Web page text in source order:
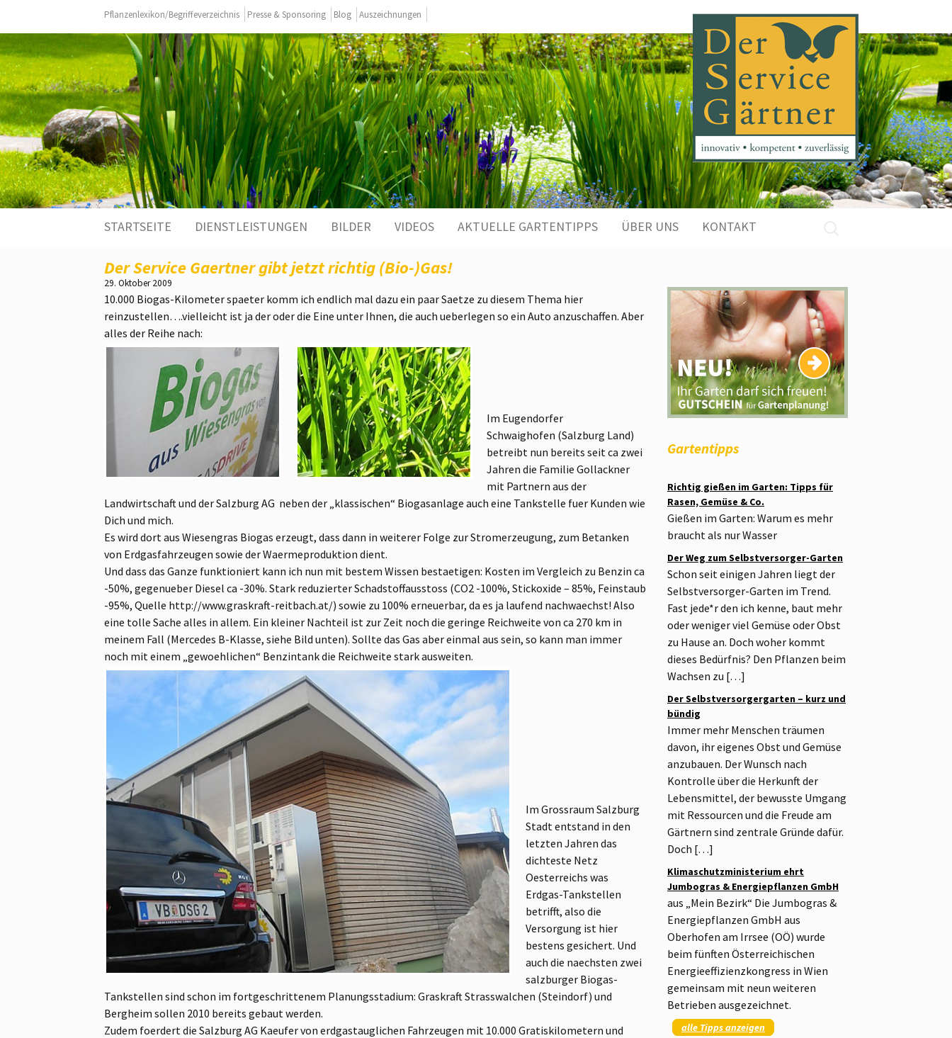
Pflanzenlexikon/Begriffeverzeichnis Presse & Sponsoring Blog Auszeichnungen
Inhalt
STARTSEITE DIENSTLEISTUNGEN BILDER VIDEOS AKTUELLE GARTENTIPPS ÜBER UNS KONTAKT
Der Service Gaertner gibt jetzt richtig (Bio-)Gas!
29. Oktober 2009
10.000 Biogas-Kilometer spaeter komm ich endlich mal dazu ein paar Saetze zu diesem Thema hier
reinzustellen….vielleicht ist ja der oder die Eine unter Ihnen, die auch ueberlegen so ein Auto anzuschaffen. Aber
alles der Reihe nach:
Im Eugendorfer
Schwaighofen (Salzburg Land)
betreibt nun bereits seit ca zwei
Jahren die Familie Gollackner
mit Partnern aus der
Landwirtschaft und der Salzburg AG neben der „klassischen“ Biogasanlage auch eine Tankstelle fuer Kunden wie
Dich und mich.
Es wird dort aus Wiesengras Biogas erzeugt, dass dann in weiterer Folge zur Stromerzeugung, zum Betanken
von Erdgasfahrzeugen sowie der Waermeproduktion dient.
Und dass das Ganze funktioniert kann ich nun mit bestem Wissen bestaetigen: Kosten im Vergleich zu Benzin ca
-50%, gegenueber Diesel ca -30%. Stark reduzierter Schadstoffausstoss (CO2 -100%, Stickoxide – 85%, Feinstaub
-95%, Quelle http://www.graskraft-reitbach.at/) sowie zu 100% erneuerbar, da es ja laufend nachwaechst! Also
eine tolle Sache alles in allem. Ein kleiner Nachteil ist zur Zeit noch die geringe Reichweite von ca 270 km in
meinem Fall (Mercedes B-Klasse, siehe Bild unten). Sollte das Gas aber einmal aus sein, so kann man immer
noch mit einem „gewoehlichen“ Benzintank die Reichweite stark ausweiten.
Im Grossraum Salzburg
Stadt entstand in den
letzten Jahren das
dichteste Netz
Oesterreichs was
Erdgas-Tankstellen
betrifft, also die
Versorgung ist hier
bestens gesichert. Und
auch die naechsten zwei
salzburger Biogas-
Tankstellen sind schon im fortgeschrittenem Planungsstadium: Graskraft Strasswalchen (Steindorf) und
Bergheim sollen 2010 bereits gebaut werden.
Zudem foerdert die Salzburg AG Kaeufer von erdgastauglichen Fahrzeugen mit 10.000 Gratiskilometern und
Gartentipps
Richtig gießen im Garten: Tipps für
Rasen, Gemüse & Co.
Gießen im Garten: Warum es mehr
braucht als nur Wasser
Der Weg zum Selbstversorger-Garten
Schon seit einigen Jahren liegt der
Selbstversorger-Garten im Trend.
Fast jede*r den ich kenne, baut mehr
oder weniger viel Gemüse oder Obst
zu Hause an. Doch woher kommt
dieses Bedürfnis? Den Pflanzen beim
Wachsen zu […]
Der Selbstversorgergarten – kurz und
bündig
Immer mehr Menschen träumen
davon, ihr eigenes Obst und Gemüse
anzubauen. Der Wunsch nach
Kontrolle über die Herkunft der
Lebensmittel, der bewusste Umgang
mit Ressourcen und die Freude am
Gärtnern sind zentrale Gründe dafür.
Doch […]
Klimaschutzministerium ehrt
Jumbogras & Energiepflanzen GmbH
aus „Mein Bezirk“ Die Jumbogras &
Energiepflanzen GmbH aus
Oberhofen am Irrsee (OÖ) wurde
beim fünften Österreichischen
Energieeffizienzkongress in Wien
gemeinsam mit neun weiteren
Betrieben ausgezeichnet.
alle Tipps anzeigen